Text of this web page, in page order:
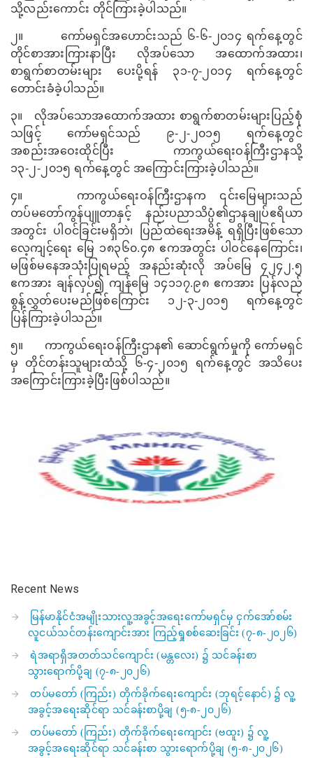
သို့လည်းကောင်း တိုင်ကြားခဲ့ပါသည်။
၂။
ကော်မရှင်အဟောင်းသည် ၆-၆-၂၀၁၄ ရက်​နေ့တွင်
တိုင်စာအားကြားနာပြီး လိုအပ်သော အထောက်အထား၊
စာရွက်စာတမ်းများ ပေးပို့ရန် ၃၁-၇-၂၀၁၄ ရက်​နေ့တွင်
တောင်းခံခဲ့ပါသည်။
၃။
လိုအပ်သောအထောက်အထား စာရွက်စာတမ်းများပြည့်စုံ
သဖြင့် ကော်မရှင်သည် ၉-၂-၂၀၁၅ ရက်​နေ့တွင်
အစည်းအဝေးထိုင်ပြီး ကာကွယ်ရေးဝန်ကြီးဌာနသို့
၁၃-၂-၂၀၁၅ ရက်နေ့တွင် အကြောင်းကြားခဲ့ပါသည်။
၄။
ကာကွယ်ရေးဝန်ကြီးဌာနက ၎င်းမြေများသည်
တပ်မတော်ကွန်ပျူတာနှင့် နည်းပညာသိပ္ပံ၏ဌာနချုပ်ဧရိယာ
အတွင်း ပါဝင်ခြင်းမရှိဘဲ၊ ပြည်ထဲရေးအမိန့် ရရှိပြီးဖြစ်သော
လေ့ကျင့်ရေး မြေ ၁၈၃၆၀.၄၈ ဧကအတွင်း ပါဝင်နေကြောင်း၊
မဖြစ်မနေအသုံးပြုရမည့် အနည်းဆုံးလို အပ်မြေ ၄၂၄၂.၅
ဧကအား ချန်လှပ်၍ ကျန်မြေ ၁၄၁၁၇.၉၈ ဧကအား ပြန်လည်
စွန့်လွှတ်ပေးမည်ဖြစ်ကြောင်း ၁၂-၃-၂၀၁၅ ရက်နေ့တွင်
ပြန်ကြားခဲ့ပါသည်။
၅။
ကာကွယ်ရေးဝန်ကြီးဌာန၏ ဆောင်ရွက်မှုကို ကော်မရှင်
မှ တိုင်တန်းသူများထံသို့ ၆-၄-၂၀၁၅ ရက်နေ့တွင် အသိပေး
အကြောင်းကြားခဲ့ပြီးဖြစ်ပါသည်။
Recent News
မြန်မာနိုင်ငံအမျိုးသားလူ့အခွင့်အရေးကော်မရှင်မှ ငှက်အော်စမ်း
လူငယ်သင်တန်းကျောင်းအား ကြည့်ရှုစစ်ဆေးခြင်း (၇-၈-၂၀၂၆)
ရဲအရာရှိအတတ်သင်ကျောင်း (မန္တလေး) ၌ သင်ခန်းစာ
သွားရောက်ပို့ချ (၇-၈-၂၀၂၆)
တပ်မတော် (ကြည်း) တိုက်ခိုက်ရေးကျောင်း (ဘုရင့်နောင်) ၌ လူ့
အခွင့်အရေးဆိုင်ရာ သင်ခန်းစာပို့ချ (၅-၈-၂၀၂၆)
တပ်မတော် (ကြည်း) တိုက်ခိုက်ရေးကျောင်း (ဗထူး) ၌ လူ့
အခွင့်အရေးဆိုင်ရာ သင်ခန်းစာ သွားရောက်ပို့ချ (၅-၈-၂၀၂၆)